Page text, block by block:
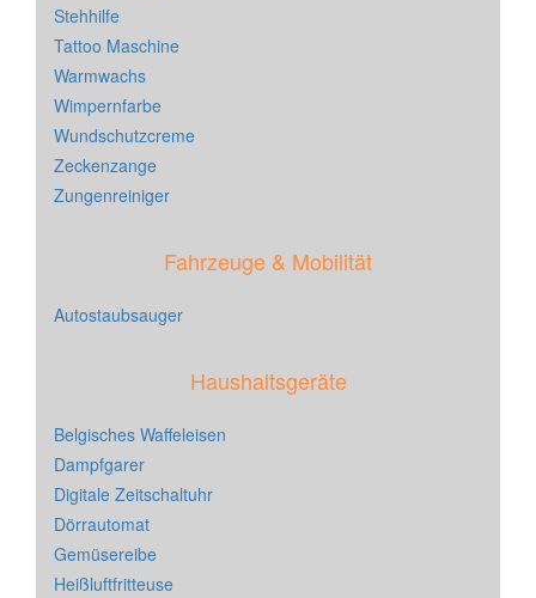
Stehhilfe
Tattoo Maschine
Warmwachs
Wimpernfarbe
Wundschutzcreme
Zeckenzange
Zungenreiniger
Fahrzeuge & Mobilität
Autostaubsauger
Haushaltsgeräte
Belgisches Waffeleisen
Dampfgarer
Digitale Zeitschaltuhr
Dörrautomat
Gemüsereibe
Heißluftfritteuse